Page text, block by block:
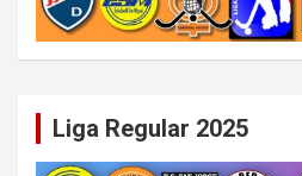
Liga Regular 2025